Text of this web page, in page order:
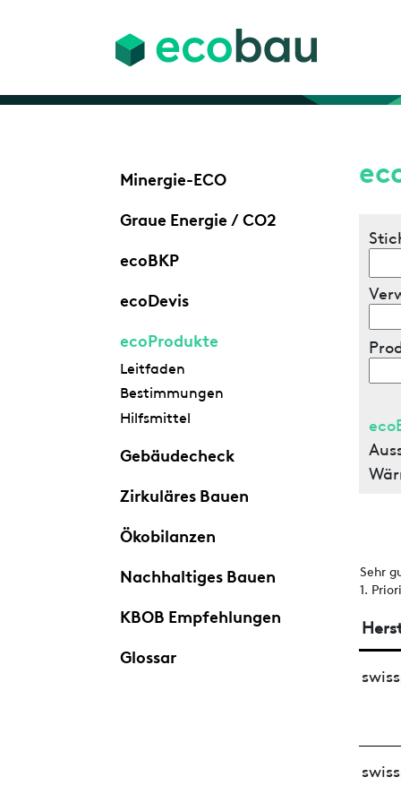
Minergie-ECO
Graue Energie / CO2
ecoBKP
ecoDevis
ecoProdukte
Leitfaden
Bestimmungen
Hilfsmittel
Gebäudecheck
Zirkuläres Bauen
Ökobilanzen
Nachhaltiges Bauen
KBOB Empfehlungen
Glossar
Sehr
1.